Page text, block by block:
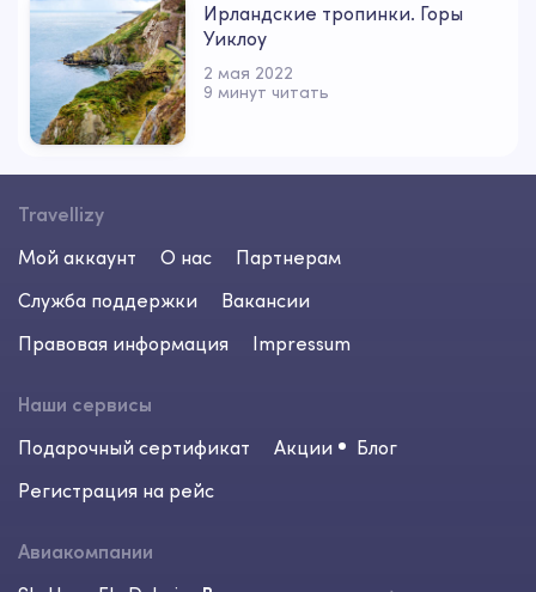
Ирландские тропинки. Горы
Уиклоу
2 мая 2022
9 минут читать
Travellizy
Мой аккаунт
О нас
Партнерам
Служба поддержки
Вакансии
Правовая информация
Impressum
Наши сервисы
Подарочный сертификат
Акции
Блог
Регистрация на рейс
Авиакомпании